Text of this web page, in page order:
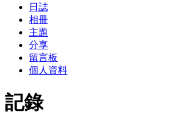
日誌
相冊
主題
分享
留言板
個人資料
記錄